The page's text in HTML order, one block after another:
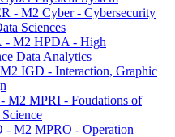
- M2 Cyber - Cybersecurity
Sciences
- M2 HPDA - High
Data Analytics
IGD - Interaction, Graphic
M2 MPRI - Foudations of
- M2 MPRO - Operation